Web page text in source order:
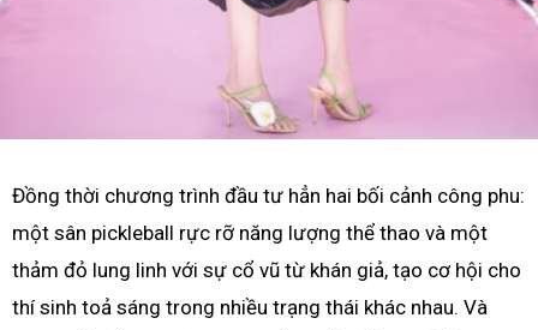
Đồng thời chương trình đầu tư hẳn hai bối cảnh công phu:
một sân pickleball rực rỡ năng lượng thể thao và một
thảm đỏ lung linh với sự cổ vũ từ khán giả, tạo cơ hội cho
thí sinh toả sáng trong nhiều trạng thái khác nhau. Và